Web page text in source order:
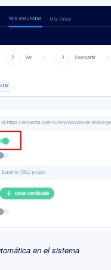
en el sistema